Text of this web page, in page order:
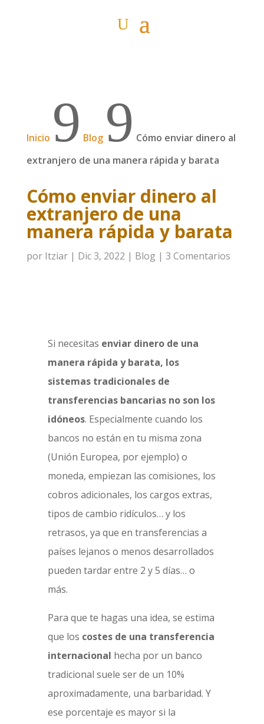
Inicio 9 Blog 9 Cómo enviar dinero al
extranjero de una manera rápida y barata
Cómo enviar dinero al
extranjero de una
manera rápida y barata
por Itziar| Dic 3, 2022 | Blog | 3 Comentarios
Si necesitas enviar dinero de una
manera rápida y barata, los
sistemas tradicionales de
transferencias bancarias no son los
idóneos. Especialmente cuando los
bancos no están en tu misma zona
(Unión Europea, por ejemplo) o
moneda, empiezan las comisiones, los
cobros adicionales, los cargos extras,
tipos de cambio ridículos… y los
retrasos, ya que en transferencias a
países lejanos o menos desarrollados
pueden tardar entre 2 y 5 días… o
más.
Para que te hagas una idea, se estima
que los costes de una transferencia
internacional hecha por un banco
tradicional suele ser de un 10%
aproximadamente, una barbaridad. Y
ese porcentaje es mayor si la